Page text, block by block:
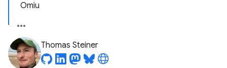
Omiu
Thomas Steiner